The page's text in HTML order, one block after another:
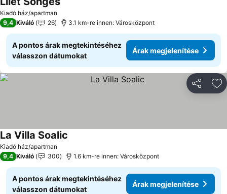
Kiadó ház/apartman
Árak megjelenítése
9,4 Kiváló 26 3.1 km-re innen: Városközpont
A pontos árak megtekintéséhez
válasszon dátumokat
Árak megjelenítése
Kiadó ház/apartman
La Villa Soalic
9,4 Kiváló 300 1.6 km-re innen: Városközpont
A pontos árak megtekintéséhez
válasszon dátumokat
Árak megjelenítése